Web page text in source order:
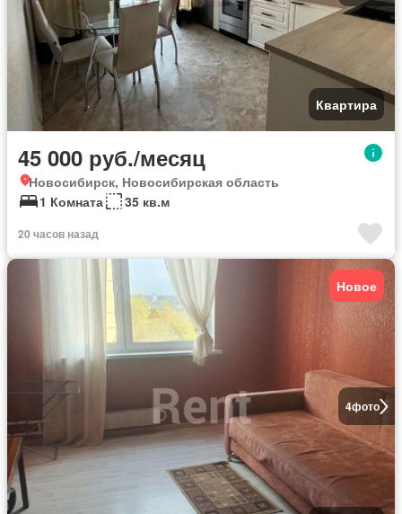
Квартира
45 000 руб./месяц
Новосибирск, Новосибирская область
1 Комната
35 кв.м
20 часов назад
4фото
Новое